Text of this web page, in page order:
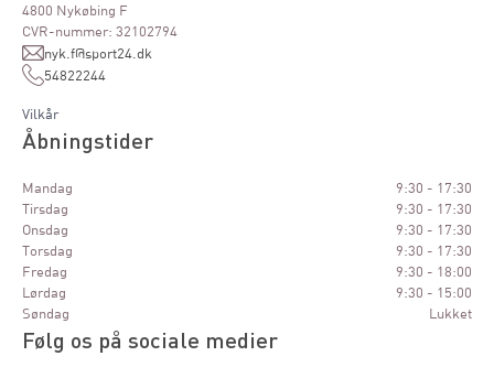
4800 Nykøbing F
CVR-nummer: 32102794
nyk.f@sport24.dk
54822244
Vilkår
Åbningstider
Mandag
9:30 - 17:30
Tirsdag
9:30 - 17:30
Onsdag
9:30 - 17:30
Torsdag
9:30 - 17:30
Fredag
9:30 - 18:00
Lørdag
9:30 - 15:00
Søndag
Lukket
Følg os på sociale medier